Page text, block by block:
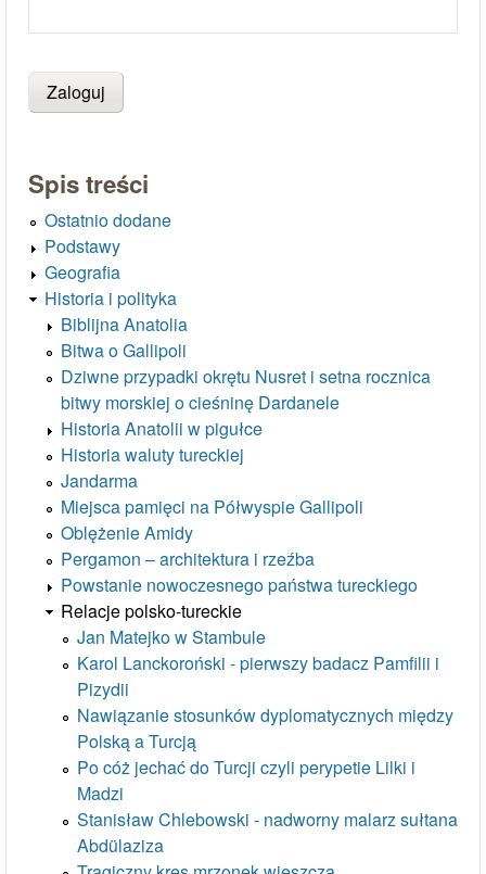
Spis treści
Ostatnio dodane
Podstawy
Geografia
Historia i polityka
Biblijna Anatolia
Bitwa o Gallipoli
Dziwne przypadki okrętu Nusret i setna rocznica
bitwy morskiej o cieśninę Dardanele
Historia Anatolii w pigułce
Historia waluty tureckiej
Jandarma
Miejsca pamięci na Półwyspie Gallipoli
Oblężenie Amidy
Pergamon – architektura i rzeźba
Powstanie nowoczesnego państwa tureckiego
Relacje polsko-tureckie
Jan Matejko w Stambule
Karol Lanckoroński - pierwszy badacz Pamfilii i
Pizydii
Nawiązanie stosunków dyplomatycznych między
Polską a Turcją
Po cóż jechać do Turcji czyli perypetie Lilki i
Madzi
Stanisław Chlebowski - nadworny malarz sułtana
Abdülaziza